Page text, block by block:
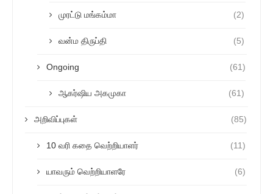
முரட்டு மங்கம்மா (2)
வன்ம திருப்தி (5)
Ongoing (61)
ஆகர்ஷிய அகமுகா (61)
அறிவிப்புகள் (85)
10 வரி கதை வெற்றியாளர் (11)
யாவரும் வெற்றியாளரே (6)